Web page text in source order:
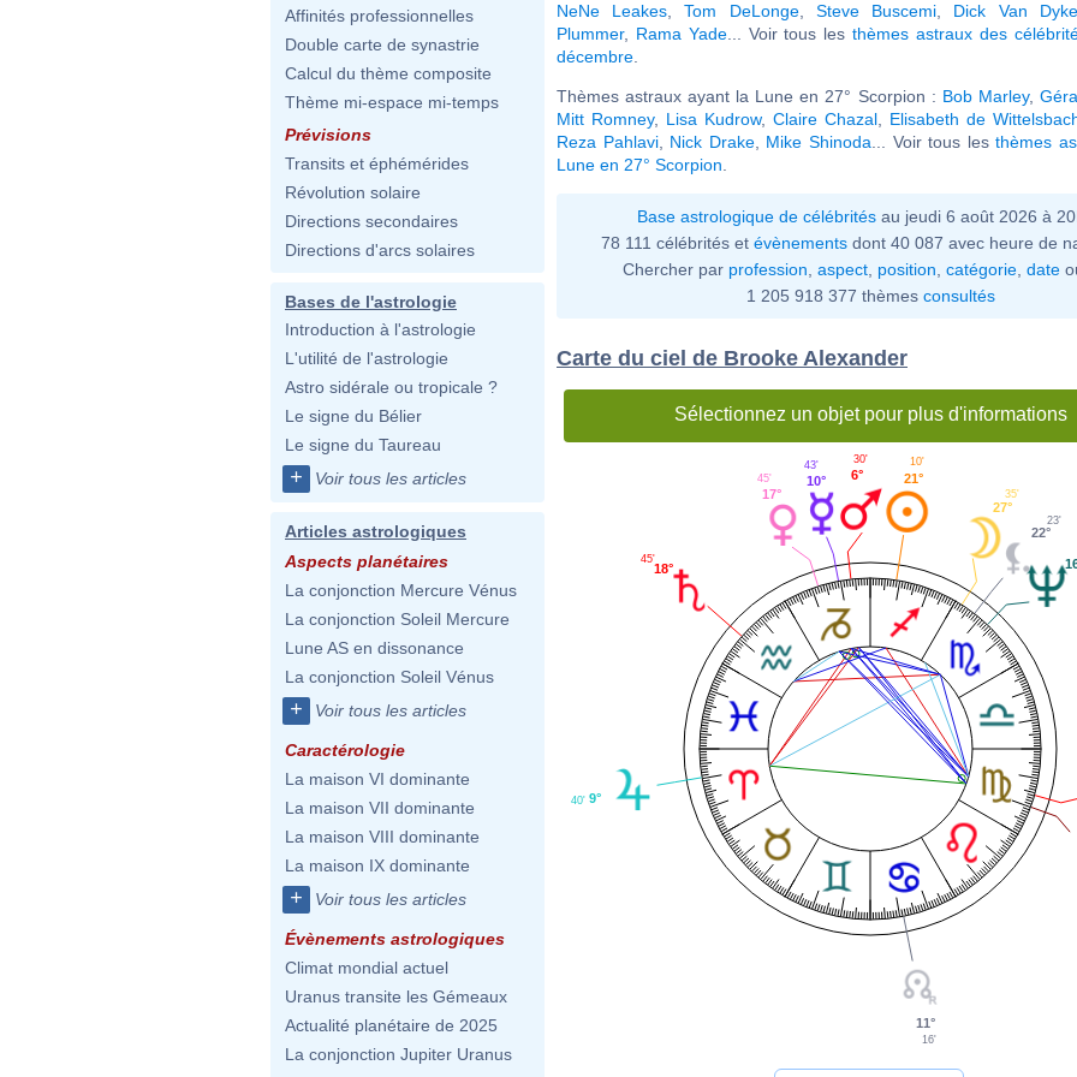
Affinités professionnelles
Double carte de synastrie
Calcul du thème composite
Thème mi-espace mi-temps
Prévisions
Transits et éphémérides
Révolution solaire
Directions secondaires
Directions d'arcs solaires
Bases de l'astrologie
Introduction à l'astrologie
L'utilité de l'astrologie
Astro sidérale ou tropicale ?
Le signe du Bélier
Le signe du Taureau
+ Voir tous les articles
Articles astrologiques
Aspects planétaires
La conjonction Mercure Vénus
La conjonction Soleil Mercure
Lune AS en dissonance
La conjonction Soleil Vénus
+ Voir tous les articles
Caractérologie
La maison VI dominante
La maison VII dominante
La maison VIII dominante
La maison IX dominante
+ Voir tous les articles
Évènements astrologiques
Climat mondial actuel
Uranus transite les Gémeaux
Actualité planétaire de 2025
La conjonction Jupiter Uranus
NeNe Leakes ,Tom DeLonge, Steve Buscemi
Dick Van Dyke
Plummer, Rama Yade... Voir tous lesthèmes astraux des
décembre
Thèmes astraux ayant la Lune en 27° Scorpion : Bob Marley,
Mitt Romney, Lisa Kudrow, Claire Chazal
Elisabeth de
Reza Pahlavi, Nick Drake, Mike Shinoda ... Voir tous lesthèmes
Lune en 27° Scorpion
Base astrologique de célébritésau jeudi 6 août 2026 à
78 111 célébrités et évènements dont 40 087 avec heure de
Chercher par profession aspect position catégorie date
1 205 918 377 thèmes consultés
Carte du ciel de Brooke Alexander
Sélectionnez un objet pour plus d'informations
22°
23'
27°
35'
21°
10'
6°
30'
10°
43'
17°
45'
18°
45'
9°
40'
11°
16'